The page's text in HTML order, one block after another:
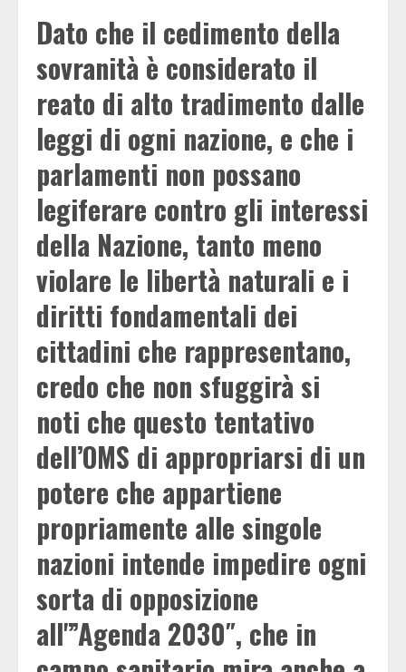
Dato che il cedimento della
sovranità è considerato il
reato di alto tradimento dalle
leggi di ogni nazione, e che i
parlamenti non possano
legiferare contro gli interessi
della Nazione, tanto meno
violare le libertà naturali e i
diritti fondamentali dei
cittadini che rappresentano,
credo che non sfuggirà si
noti che questo tentativo
dell’OMS di appropriarsi di un
potere che appartiene
propriamente alle singole
nazioni intende impedire ogni
sorta di opposizione
all'”Agenda 2030″, che in